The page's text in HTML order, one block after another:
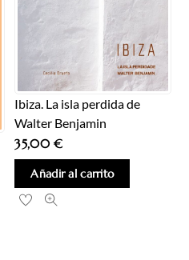
Ibiza. La isla perdida de
Walter Benjamin
35,00€
Añadir al carrito